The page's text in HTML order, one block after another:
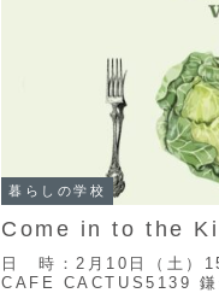
暮らしの学校
Come in to the
日 時：2月10日（土）
CAFE CACTUS5139 鎌